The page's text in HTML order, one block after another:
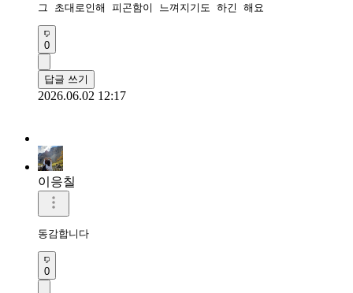
그 초대로인해 피곤함이 느껴지기도 하긴 해요
0
답글 쓰기
2026.06.02 12:17
이응칠
동감합니다
0